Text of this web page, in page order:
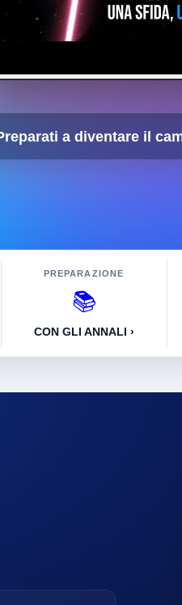
a diventare il
PREPARAZIONE
📚
CON GLI ANNALI ›